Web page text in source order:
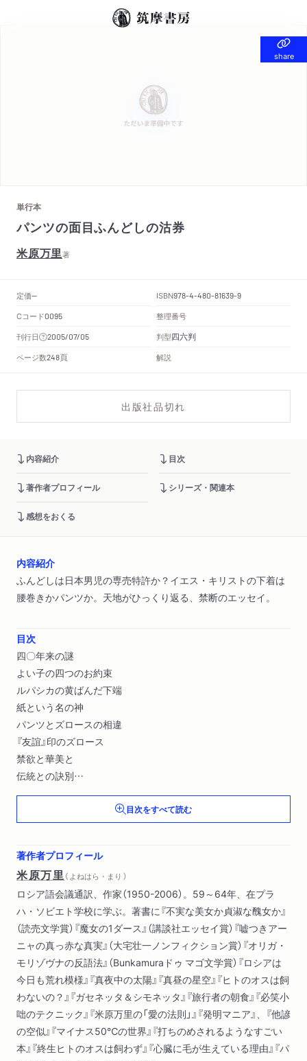
share
share
単行本
パンツの面目ふんどしの沽券
米原万里著
定価-- ISBN978-4-480-81639-9
Cコード0095
整理番号
刊行日
2005/07/05 判型四六判
ページ数248頁 解説
出版社品切れ
内容紹介 目次
著作者プロフィール シリーズ・関連本
感想をおくる
内容紹介
ふんどしは日本男児の専売特許か？イエス・キリストの下着は
腰巻きかパンツか。天地がひっくり返る、禁断のエッセイ。
目次
四〇年来の謎
よい子の四つのお約束
ルパシカの黄ばんだ下端
紙という名の神
パンツとズロースの相違
『友誼』印のズロース
禁欲と華美と
伝統との訣別
羞恥心の迷宮
なんとも物珍しく面白い光景
複数形の謎
イチジクの葉っぱはなぜ落ちなかったのか
男の領分なのか（その１
その２
その３）
ＮＫＶＤの制服からハーレム・パンツまで
パンツは馬とともにやって来たのか？
タイツにまつわる二つの悲劇
日本民族の精神的支柱
モンゴル少女の悔し涙
乗馬が先かパンツが先か
目次をすべて読む
著作者プロフィール
米原万里（ よねはら・まり ）
ロシア語会議通訳、作家（1950-2006）。59～64年、在プラ
ハ・ソビエト学校に学ぶ。著書に『不実な美女か貞淑な醜女か』
（読売文学賞）『魔女の1ダース』（講談社エッセイ賞）『嘘つきアー
ニャの真っ赤な真実』（大宅壮一ノンフィクション賞）『オリガ・
モリゾヴナの反語法』（Bunkamuraドゥ マゴ文学賞）『ロシアは
今日も荒れ模様』『真夜中の太陽』『真昼の星空』『ヒトのオスは飼
わないの？』『ガセネッタ＆シモネッタ』『旅行者の朝食』『必笑小
咄のテクニック』『米原万里の「愛の法則」』『発明マニア』、『他諺
の空似』『マイナス50℃の世界』『打ちのめされるようなすごい
本』『終生ヒトのオスは飼わず』『心臓に毛が生えている理由』『パ